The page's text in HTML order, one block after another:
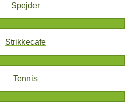
Spejder
Strikkecafe
Tennis